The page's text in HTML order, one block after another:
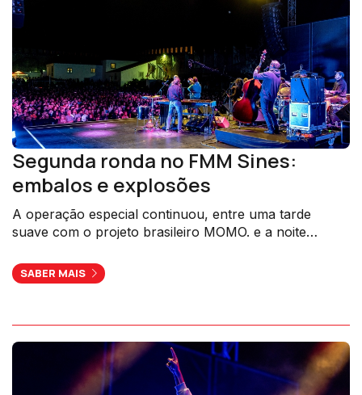
Segunda ronda no FMM Sines:
embalos e explosões
A operação especial continuou, entre uma tarde
suave com o projeto brasileiro MOMO. e a noite
Duchamp.
SABER MAIS